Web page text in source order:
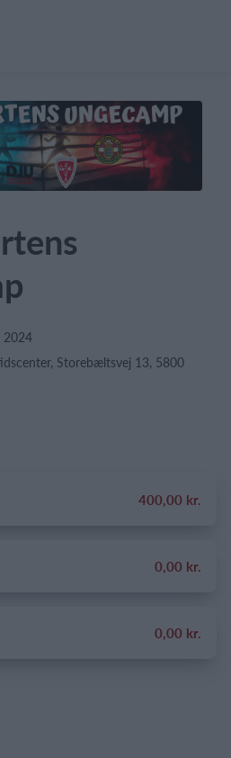
2024
Storebæltsvej 13, 5800
400,00 kr.
0,00 kr.
0,00 kr.